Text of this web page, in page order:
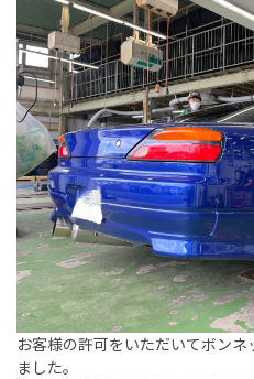
お客様の許可をいただいてボン
ました。